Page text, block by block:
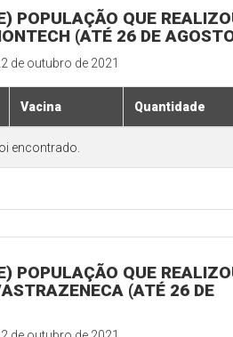
POPULAÇÃO QUE
(ATÉ 26 DE
de outubro de 2021
Vacina Quantidade
encontrado.
POPULAÇÃO QUE
(ATÉ 26 DE